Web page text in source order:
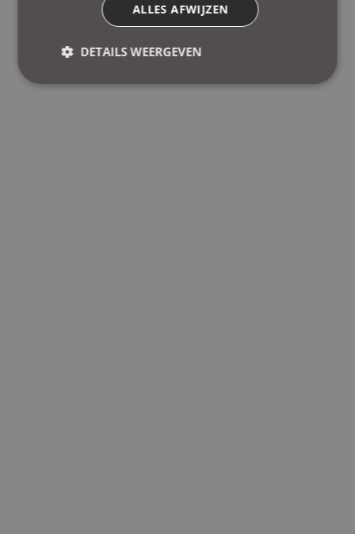
ALLES AFWIJZEN
DETAILS WEERGEVEN